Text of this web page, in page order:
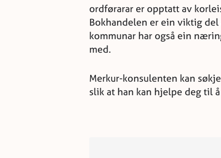
ordførarar er opptatt av
Bokhandelen er ein viktig
kommunar har også ein
med.
Merkur-konsulenten kan
slik at han kan hjelpe deg til